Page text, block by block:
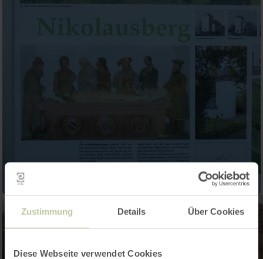
Zustimmung Details Über Cookies
Diese Webseite verwendet Cookies